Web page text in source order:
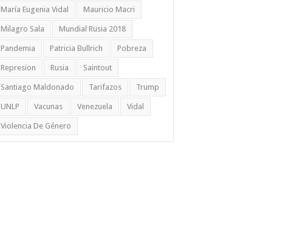
María Eugenia Vidal Mauricio Macri
Milagro Sala Mundial Rusia 2018
Pandemia Patricia Bullrich Pobreza
Represion Rusia Saintout
Santiago Maldonado Tarifazos Trump
UNLP Vacunas Venezuela Vidal
Violencia De Género